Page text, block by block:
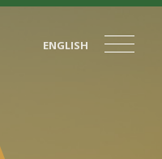
ENGLISH